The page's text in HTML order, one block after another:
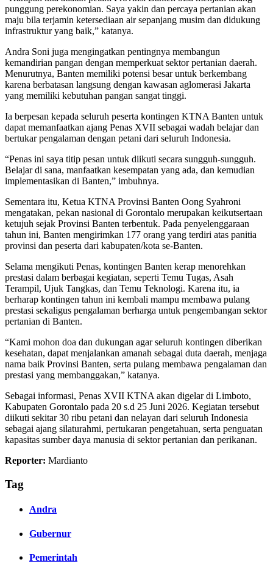
punggung perekonomian. Saya yakin dan percaya pertanian akan
maju bila terjamin ketersediaan air sepanjang musim dan didukung
infrastruktur yang baik,” katanya.
Andra Soni juga mengingatkan pentingnya membangun
kemandirian pangan dengan memperkuat sektor pertanian daerah.
Menurutnya, Banten memiliki potensi besar untuk berkembang
karena berbatasan langsung dengan kawasan aglomerasi Jakarta
yang memiliki kebutuhan pangan sangat tinggi.
Ia berpesan kepada seluruh peserta kontingen KTNA Banten untuk
dapat memanfaatkan ajang Penas XVII sebagai wadah belajar dan
bertukar pengalaman dengan petani dari seluruh Indonesia.
“Penas ini saya titip pesan untuk diikuti secara sungguh-sungguh.
Belajar di sana, manfaatkan kesempatan yang ada, dan kemudian
implementasikan di Banten,” imbuhnya.
Sementara itu, Ketua KTNA Provinsi Banten Oong Syahroni
mengatakan, pekan nasional di Gorontalo merupakan keikutsertaan
ketujuh sejak Provinsi Banten terbentuk. Pada penyelenggaraan
tahun ini, Banten mengirimkan 177 orang yang terdiri atas panitia
provinsi dan peserta dari kabupaten/kota se-Banten.
Selama mengikuti Penas, kontingen Banten kerap menorehkan
prestasi dalam berbagai kegiatan, seperti Temu Tugas, Asah
Terampil, Ujuk Tangkas, dan Temu Teknologi. Karena itu, ia
berharap kontingen tahun ini kembali mampu membawa pulang
prestasi sekaligus pengalaman berharga untuk pengembangan sektor
pertanian di Banten.
“Kami mohon doa dan dukungan agar seluruh kontingen diberikan
kesehatan, dapat menjalankan amanah sebagai duta daerah, menjaga
nama baik Provinsi Banten, serta pulang membawa pengalaman dan
prestasi yang membanggakan,” katanya.
Sebagai informasi, Penas XVII KTNA akan digelar di Limboto,
Kabupaten Gorontalo pada 20 s.d 25 Juni 2026. Kegiatan tersebut
diikuti sekitar 30 ribu petani dan nelayan dari seluruh Indonesia
sebagai ajang silaturahmi, pertukaran pengetahuan, serta penguatan
kapasitas sumber daya manusia di sektor pertanian dan perikanan.
Reporter: Mardianto
Tag
Andra
Gubernur
Pemerintah